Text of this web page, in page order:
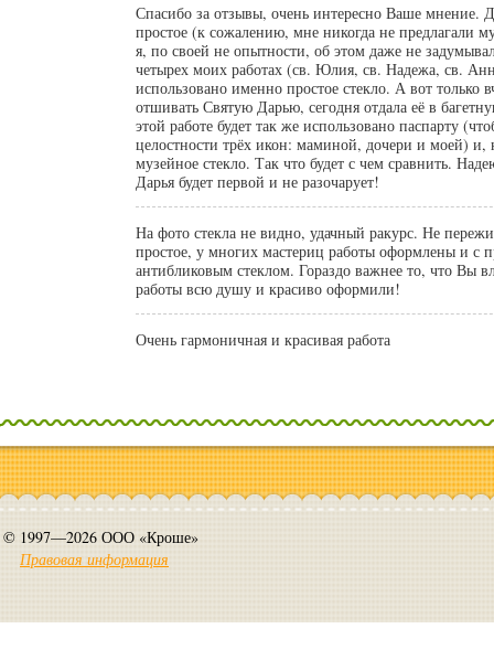
Спасибо за отзывы, очень интересно Ваше мнение.
простое (к сожалению, мне никогда не предлагали
я, по своей не опытности, об этом даже не
четырех моих работах (св. Юлия, св. Надежа, св.
использовано именно простое стекло. А вот только
отшивать Святую Дарью, сегодня отдала её в
этой работе будет так же использовано паспарту
целостности трёх икон: маминой, дочери и моей) и,
музейное стекло. Так что будет с чем сравнить.
Дарья будет первой и не разочарует!
На фото стекла не видно, удачный ракурс. Не переживайте, что стекло
простое, у многих мастериц работы оформлены и с
антибликовым стеклом. Гораздо важнее то, что Вы
работы всю душу и красиво оформили!
Очень гармоничная и красивая работа
© 1997—2026 ООО «Кроше»
Правовая информация